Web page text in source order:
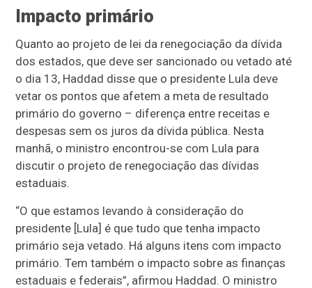
Impacto primário
Quanto ao projeto de lei da renegociação da dívida
dos estados, que deve ser sancionado ou vetado até
o dia 13, Haddad disse que o presidente Lula deve
vetar os pontos que afetem a meta de resultado
primário do governo – diferença entre receitas e
despesas sem os juros da dívida pública. Nesta
manhã, o ministro encontrou-se com Lula para
discutir o projeto de renegociação das dívidas
estaduais.
“O que estamos levando à consideração do
presidente [Lula] é que tudo que tenha impacto
primário seja vetado. Há alguns itens com impacto
primário. Tem também o impacto sobre as finanças
estaduais e federais”, afirmou Haddad. O ministro